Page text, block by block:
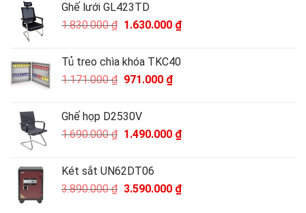
19.500.000 ₫.
Ghế lưới GL423TD
1.830.000₫ Giá
1.830.000 ₫.
1.630.000 ₫Giá
Tủ treo chìa khóa TKC40
1.171.000₫ Giá
1.171.000 ₫.
971.000 ₫Giá
971.000 ₫.
Ghế họp D2530V
1.690.000₫ Giá
1.690.000 ₫.
1.490.000 ₫Giá
1.490.000 ₫.
Két sắt UN62DT06
3.890.000₫ Giá
3.590.000 ₫Giá